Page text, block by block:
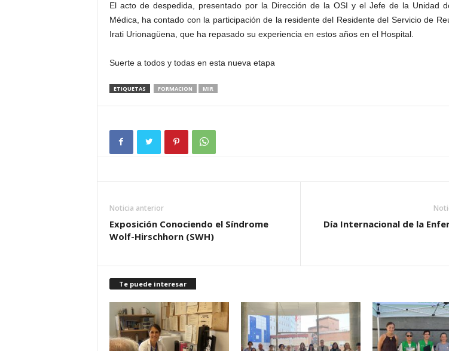
El acto de despedida, presentado por la Dirección de la OSI y el Jefe de la Unidad
Médica, ha contado con la participación de la residente del Residente del Servicio de
Irati Urionagüena, que ha repasado su experiencia en estos años en el Hospital.
Suerte a todos y todas en esta nueva etapa
ETIQUETAS FORMACION MIR
Noticia anterior
Exposición Conociendo el Síndrome
Wolf-Hirschhorn (SWH)
Día Internacional de la
Te puede interesar